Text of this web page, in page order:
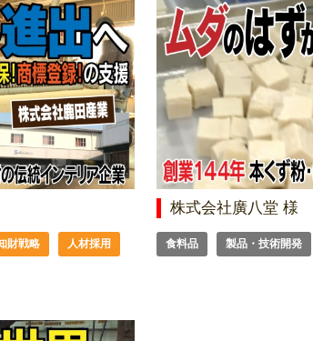
財戦略 人材採用
株式会社廣八堂 様
食料品 製品・技術開発